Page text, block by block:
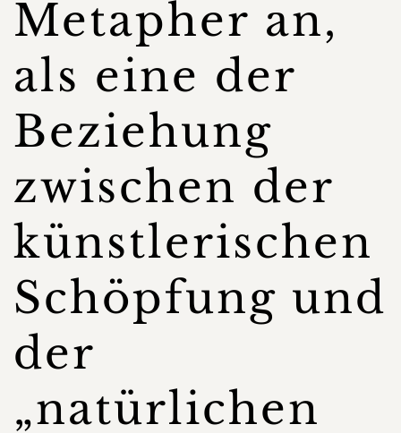
Metapher an,
als eine der
Beziehung
zwischen der
künstlerischen
Schöpfung und
der
„natürlichen